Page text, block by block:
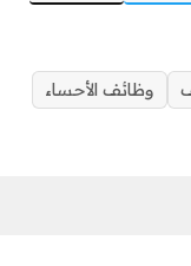
وظائف الأحساء